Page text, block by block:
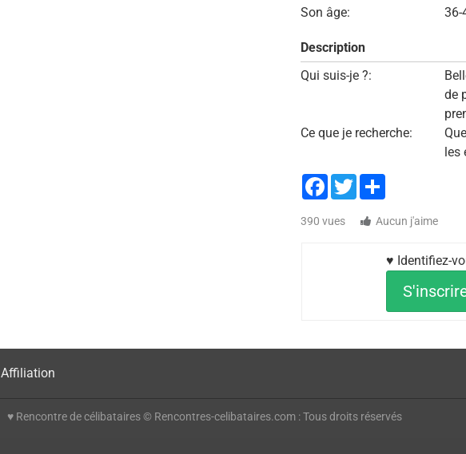
Son âge:
36-
Description
Qui suis-je ?:
de
Ce que je recherche:
les
Facebook
TwitterShare
390 vues Aucun j'aime
♥ Identifiez-
Affiliation
♥ Rencontre de célibataires © Rencontres-celibataires.com : Tous droits réservés